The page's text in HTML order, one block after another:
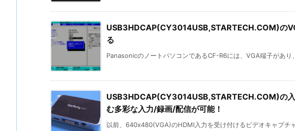
USB3HDCAP(CY3014USB,STARTECH.COM)の
る
PanasonicのノートパソコンであるCF-R6には、VGA端子があり
USB3HDCAP(CY3014USB,STARTECH.COM)の
む多彩な入力/録画/配信が可能！
以前、640x480(VGA)のHDMI入力を受け付けるビデオキャプチ